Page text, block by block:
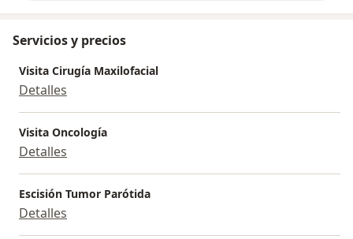
Servicios y precios
Visita Cirugía Maxilofacial
Detalles
Visita Oncología
Detalles
Escisión Tumor Parótida
Detalles